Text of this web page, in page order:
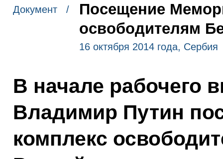
Документ /
Посещение
освободителям
16 октября 2014 года, Сербия
В начале рабочего
Владимир Путин
комплекс